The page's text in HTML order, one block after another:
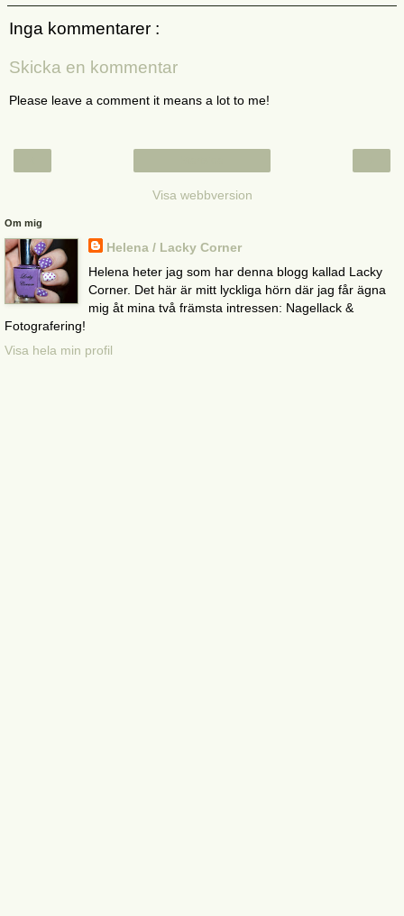
Inga kommentarer :
Skicka en kommentar
Please leave a comment it means a lot to me!
Visa webbversion
Om mig
Helena / Lacky Corner
Helena heter jag som har denna blogg kallad Lacky
Corner. Det här är mitt lyckliga hörn där jag får ägna
mig åt mina två främsta intressen: Nagellack &
Fotografering!
Visa hela min profil